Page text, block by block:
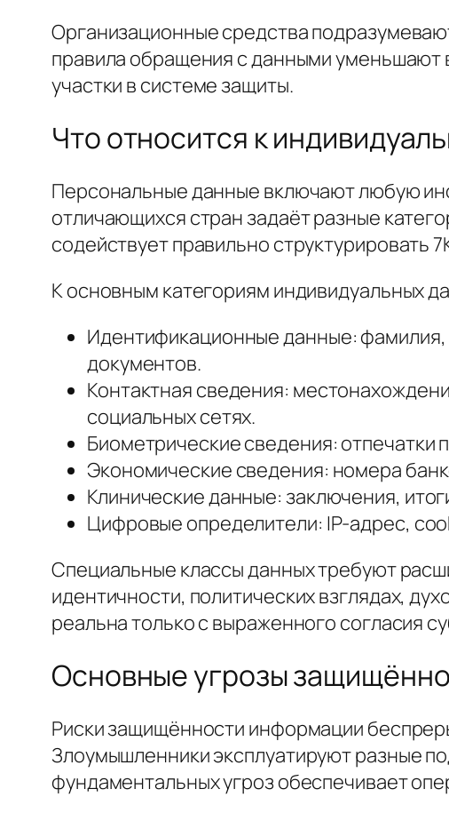
Организационные средства
правила обращения с данными уменьшают
участки в системе защиты.
Что относится к
Персональные данные включают любую
отличающихся стран задаёт разные
содействует правильно структурировать
К основным категориям индивидуальных
Идентификационные данные:
документов.
Контактная сведения:
социальных сетях.
Биометрические сведения: отпечатки
Экономические сведения: номера
Клинические данные: заключения,
Цифровые определители: IP-адрес,
Специальные классы данных требуют
идентичности, политических взглядах,
реальна только с выраженного согласия
Основные угрозы
Риски защищённости информации
Злоумышленники эксплуатируют разные
фундаментальных угроз обеспечивает